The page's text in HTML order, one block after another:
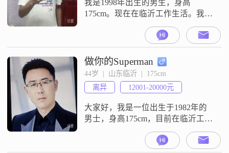
我是1998年出生的男生，身高
175cm。现在在临沂工作生活。我的
学历是中专，目前的月收入在3001
到5000元这个范围。平时我是一个
比较有耐心的人，性格上也挺包
容。我很看重朋友之间的情谊，觉
得朋友是生活里很重要的一部分。
闲暇的时候，我喜欢外出旅行，去
看看不同的地方。平时我也会打台
球，技术还算不错，算是我的一个
特长。我
做你的Superman
44岁  |  山东临沂  |  175cm
离异
12001-20000元
大家好，我是一位出生于1982年的
男士，身高175cm，目前在临沂工作
##3002##我的月收入在12001到
20000元之间，虽然学历是高中及以